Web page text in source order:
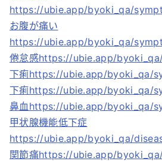
https://ubie.app/byoki_qa/
お腹が痛い
https://ubie.app/byoki_qa/
倦怠感https://ubie.app/
下痢https://ubie.app/byoki_qa/
下痢https://ubie.app/byoki_qa/
鼻血https://ubie.app/byoki_qa/
甲状腺機能低下症
https://ubie.app/byoki_qa/
関節痛https://ubie.app/